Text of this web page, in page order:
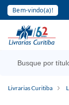
Bem-vindo(a)!
Livrarias Curitiba